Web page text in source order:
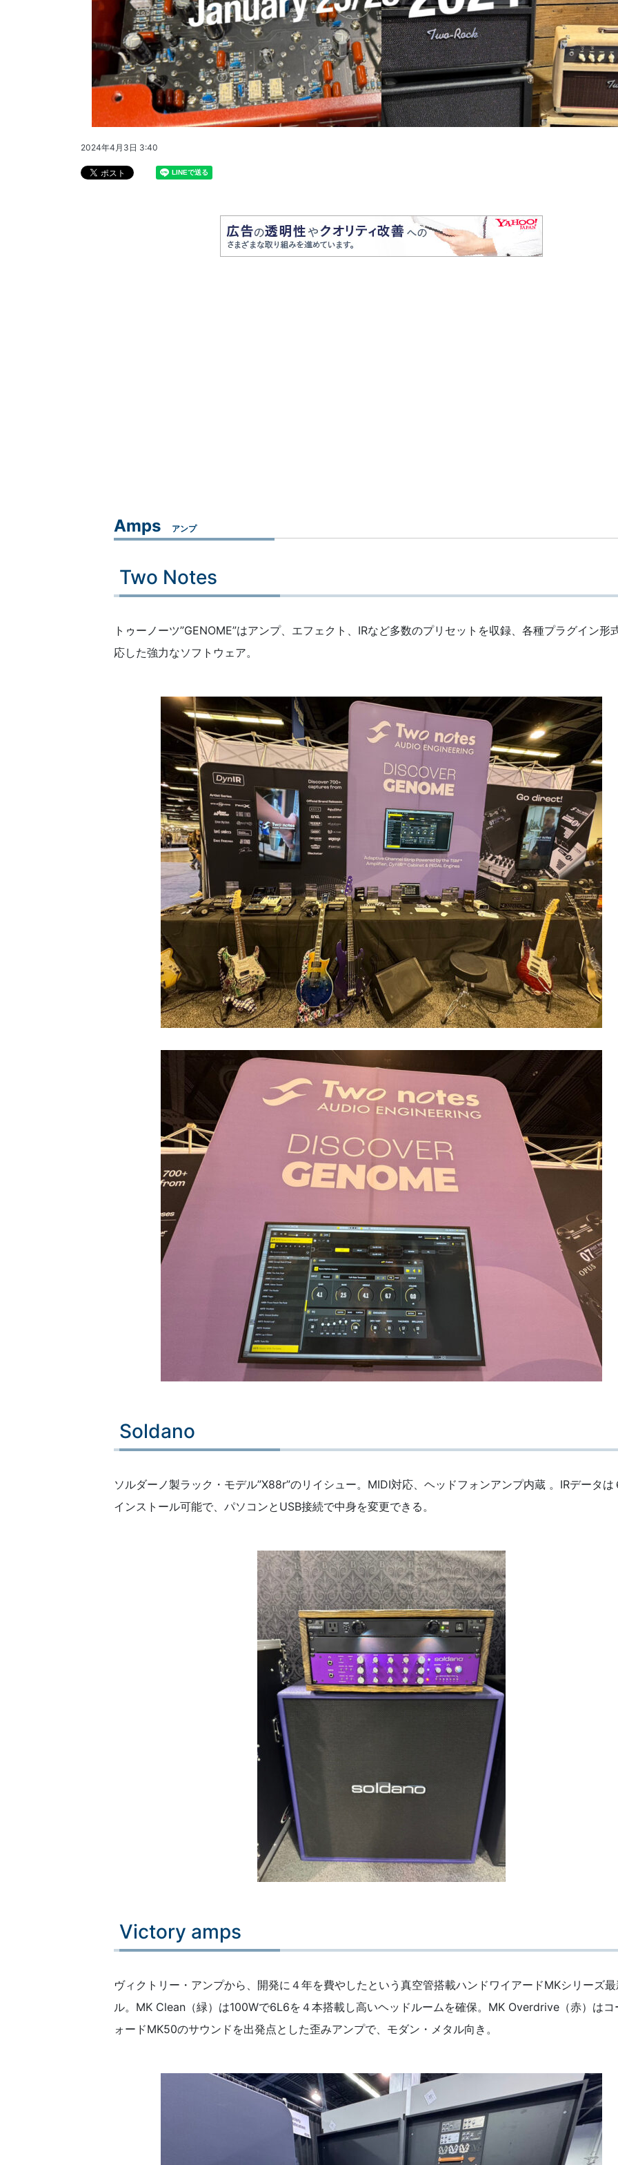
2024年4月3日 3:40
Amps アンプ
Two Notes
トゥーノーツ”GENOME”はアンプ、エフェクト、IRなど多数のプリセットを収録、各種プラグイン形
応した強力なソフトウェア。
Soldano
ソルダーノ製ラック・モデル”X88r”のリイシュー。MIDI対応、ヘッドフォンアンプ内蔵 。IRデータは
インストール可能で、パソコンとUSB接続で中身を変更できる。
Victory amps
ヴィクトリー・アンプから、開発に４年を費やしたという真空管搭載ハンドワイアードMKシリーズ
ル。MK Clean（緑）は100Wで6L6を４本搭載し高いヘッドルームを確保。MK Overdrive（赤）はコ
ォードMK50のサウンドを出発点とした歪みアンプで、モダン・メタル向き。